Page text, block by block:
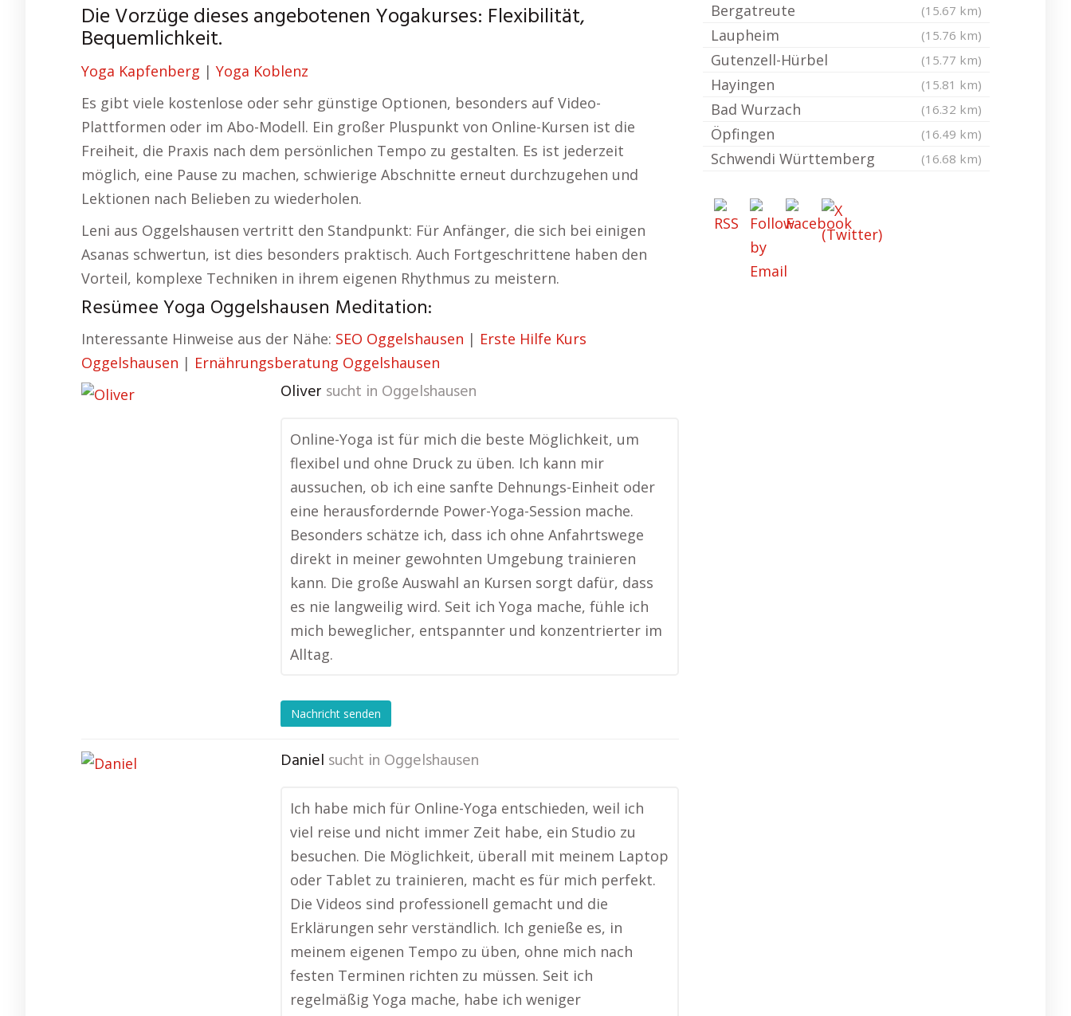
Die Vorzüge dieses angebotenen Yogakurses: Flexibilität,
Bequemlichkeit.
Yoga Kapfenberg | Yoga Koblenz
Es gibt viele kostenlose oder sehr günstige Optionen, besonders auf Video-
Plattformen oder im Abo-Modell. Ein großer Pluspunkt von Online-Kursen ist die
Freiheit, die Praxis nach dem persönlichen Tempo zu gestalten. Es ist jederzeit
möglich, eine Pause zu machen, schwierige Abschnitte erneut durchzugehen und
Lektionen nach Belieben zu wiederholen.
Leni aus Oggelshausen vertritt den Standpunkt: Für Anfänger, die sich bei einigen
Asanas schwertun, ist dies besonders praktisch. Auch Fortgeschrittene haben den
Vorteil, komplexe Techniken in ihrem eigenen Rhythmus zu meistern.
Resümee Yoga Oggelshausen Meditation:
Interessante Hinweise aus der Nähe: SEO Oggelshausen | Erste Hilfe Kurs
Oggelshausen | Ernährungsberatung Oggelshausen
Oliver sucht in Oggelshausen
Online-Yoga ist für mich die beste Möglichkeit, um
flexibel und ohne Druck zu üben. Ich kann mir
aussuchen, ob ich eine sanfte Dehnungs-Einheit oder
eine herausfordernde Power-Yoga-Session mache.
Besonders schätze ich, dass ich ohne Anfahrtswege
direkt in meiner gewohnten Umgebung trainieren
kann. Die große Auswahl an Kursen sorgt dafür, dass
es nie langweilig wird. Seit ich Yoga mache, fühle ich
mich beweglicher, entspannter und konzentrierter im
Alltag.
Nachricht senden
Daniel sucht in Oggelshausen
Ich habe mich für Online-Yoga entschieden, weil ich
viel reise und nicht immer Zeit habe, ein Studio zu
besuchen. Die Möglichkeit, überall mit meinem Laptop
oder Tablet zu trainieren, macht es für mich perfekt.
Die Videos sind professionell gemacht und die
Erklärungen sehr verständlich. Ich genieße es, in
meinem eigenen Tempo zu üben, ohne mich nach
festen Terminen richten zu müssen. Seit ich
regelmäßig Yoga mache, habe ich weniger
Bergatreute (15.67 km)
Laupheim (15.76 km)
Gutenzell-Hürbel (15.77 km)
Hayingen (15.81 km)
Bad Wurzach (16.32 km)
Öpfingen (16.49 km)
Schwendi Württemberg (16.68 km)